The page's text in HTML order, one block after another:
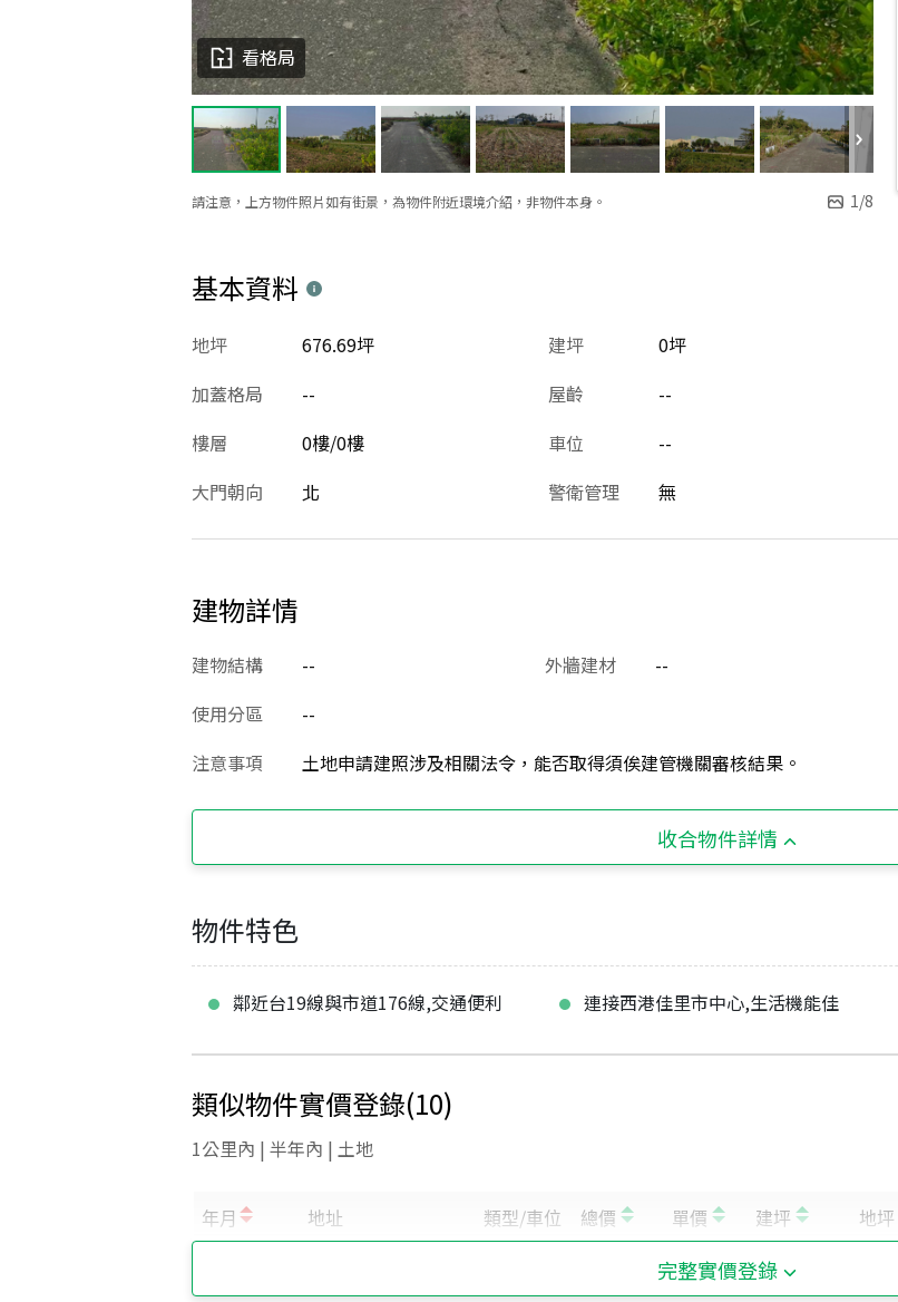
請注意，上方物件照片如有街景，為物件附近環境介紹，非物件本身。 1/8
看格局
基本資料
建坪 0坪
地坪 676.69坪
加蓋格局
-- 屋齡 --
樓層
0樓/0樓 車位 --
大門朝向
北 警衛管理 無
建物詳情
建物結構 -- 外牆建材 --
使用分區
--
注意事項
土地申請建照涉及相關法令，能否取得須俟建管機關審核結果。
收合物件詳情
物件特色
鄰近台19線與市道176線,交通便利 連接西港佳里市中心,生活機能佳
類似物件實價登錄(10)
1公里內 | 半年內 | 土地
完整實價登錄